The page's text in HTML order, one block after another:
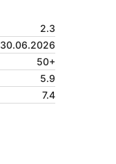
2.3
30.06.2026
50+
5.9
7.4